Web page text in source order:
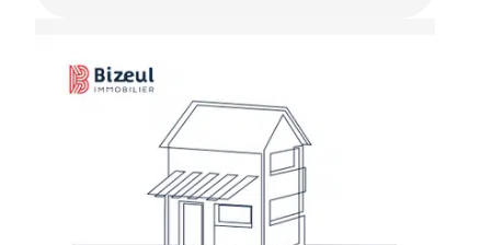
ainsi que d'une arrière-boutique comprenant un
bureau supplémentaire et un sanitaire. L'ensemble
développe une surface d'environ 60 m², offrant un
cadre de travail agréable et facilement modulable
selon l'activité. Le loyer mensuel s'élève à 970 €
HT. En complément, il est possible de bénéficier de
trois places de stationnement privatives, un
véritable atout dans ce secteur recherché,
moyennant un loyer supplémentaire de 230 € HT
mensuel. Conditions, nous consulter.